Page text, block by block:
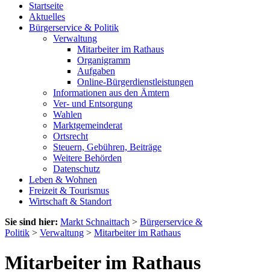
Startseite
Aktuelles
Bürgerservice & Politik
Verwaltung
Mitarbeiter im Rathaus
Organigramm
Aufgaben
Online-Bürgerdienstleistungen
Informationen aus den Ämtern
Ver- und Entsorgung
Wahlen
Marktgemeinderat
Ortsrecht
Steuern, Gebühren, Beiträge
Weitere Behörden
Datenschutz
Leben & Wohnen
Freizeit & Tourismus
Wirtschaft & Standort
Sie sind hier: Markt Schnaittach > Bürgerservice &
Politik > Verwaltung > Mitarbeiter im Rathaus
Mitarbeiter im Rathaus